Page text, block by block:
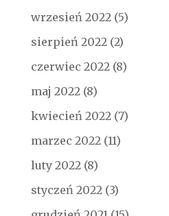
wrzesień 2022(5)
sierpień 2022(2)
czerwiec 2022(8)
maj 2022(8)
kwiecień 2022(7)
marzec 2022(11)
luty 2022(8)
styczeń 2022(3)